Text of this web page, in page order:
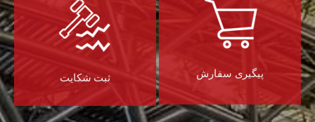
پیگیری سفارش ثبت شکایت